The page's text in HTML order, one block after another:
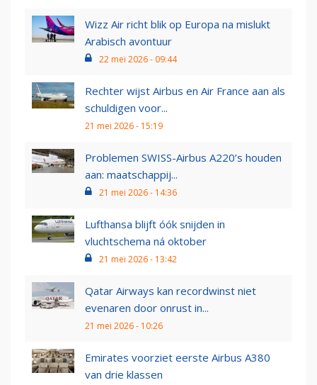
Wizz Air richt blik op Europa na mislukt
Arabisch avontuur
22 mei 2026 - 09:44
Rechter wijst Airbus en Air France aan als
schuldigen voor...
21 mei 2026 - 15:19
Problemen SWISS-Airbus A220’s houden
aan: maatschappij...
21 mei 2026 - 14:36
Lufthansa blijft óók snijden in
vluchtschema ná oktober
21 mei 2026 - 13:42
Qatar Airways kan recordwinst niet
evenaren door onrust in...
21 mei 2026 - 10:26
Emirates voorziet eerste Airbus A380
van drie klassen